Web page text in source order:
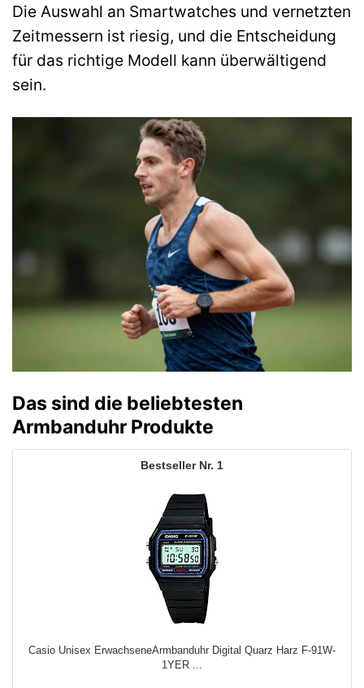
Die Auswahl an Smartwatches und vernetzten
Zeitmessern ist riesig, und die Entscheidung
für das richtige Modell kann überwältigend
sein.
Das sind die beliebtesten
Armbanduhr Produkte
1
Casio Unisex ErwachseneArmbanduhr Digital Quarz Harz F-91W-
1YER ...